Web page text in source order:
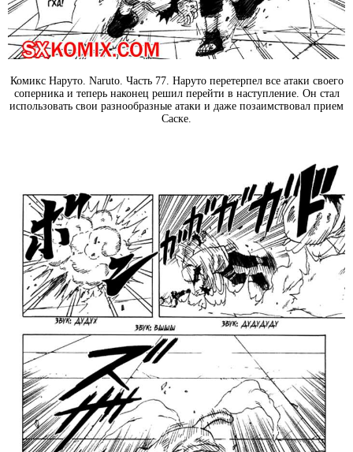
Комикс Наруто. Naruto. Часть 77. Наруто перетерпел все атаки своего
соперника и теперь наконец решил перейти в наступление. Он стал
использовать свои разнообразные атаки и даже позаимствовал прием
Саске.